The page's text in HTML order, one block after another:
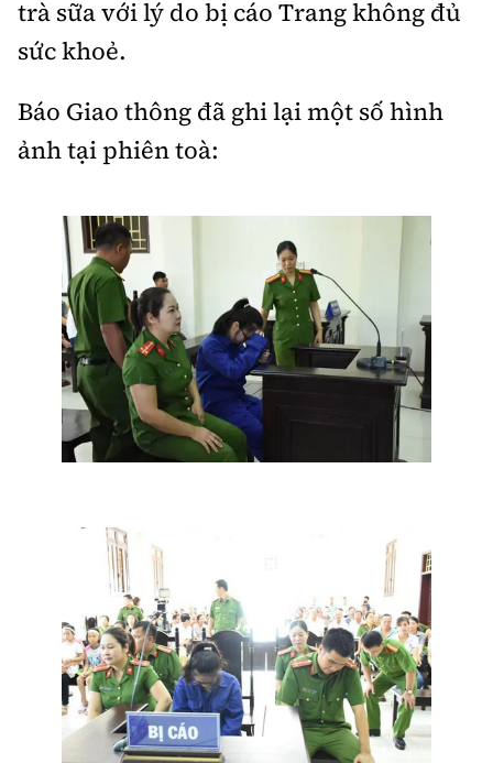
trà sữa với lý do bị cáo Trang không đủ
sức khoẻ.
Báo Giao thông đã ghi lại một số hình
ảnh tại phiên toà: